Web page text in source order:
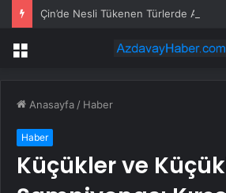
Çin’de Nesli Tükenen Türlerde Artış
Menü
Anasayfa / Haber
Haber
Küçükler ve